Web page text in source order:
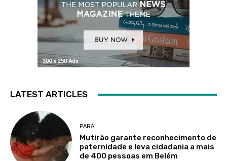
LATEST ARTICLES
PARÁ
Mutirão garante reconhecimento de
paternidade e leva cidadania a mais
de 400 pessoas em Belém